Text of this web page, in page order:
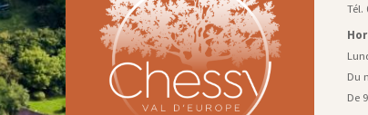
Tél.
Du
De